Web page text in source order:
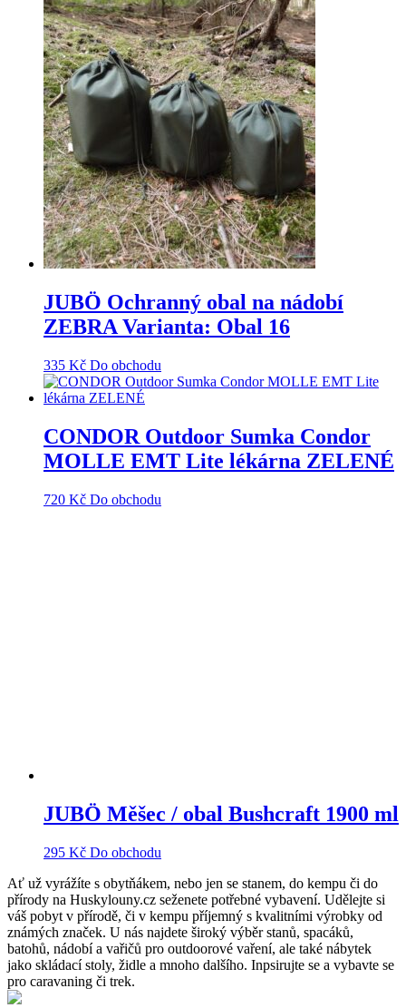
JUBÖ Ochranný obal na nádobí
ZEBRA Varianta: Obal 16
335 Kč Do obchodu
CONDOR Outdoor Sumka Condor
MOLLE EMT Lite lékárna ZELENÉ
720 Kč Do obchodu
JUBÖ Měšec / obal Bushcraft 1900 ml
295 Kč Do obchodu
Ať už vyrážíte s obytňákem, nebo jen se stanem, do kempu či do
přírody na Huskylouny.cz seženete potřebné vybavení. Udělejte si
váš pobyt v přírodě, či v kempu příjemný s kvalitními výrobky od
známých značek. U nás najdete široký výběr stanů, spacáků,
batohů, nádobí a vařičů pro outdoorové vaření, ale také nábytek
jako skládací stoly, židle a mnoho dalšího. Inpsirujte se a vybavte se
pro caravaning či trek.